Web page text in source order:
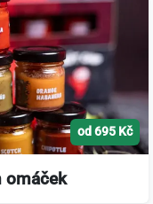
od 695 Kč
omáček